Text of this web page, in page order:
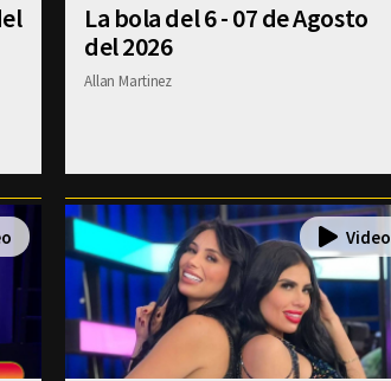
La bola del 6 - 07 de Agosto
del 2026
Allan Martinez